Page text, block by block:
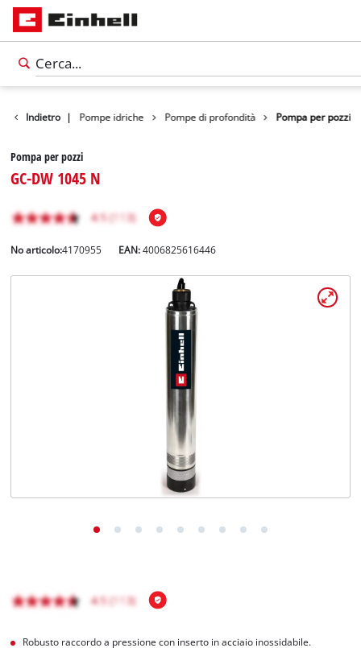
Indietro |
Prodotti Pompe idriche Pompe di profondità Pompa per pozzi
Pompa per pozzi
GC-DW 1045 N
No articolo:4170955 EAN:4006825616446
Robusto raccordo a pressione con inserto in acciaio inossidabile.